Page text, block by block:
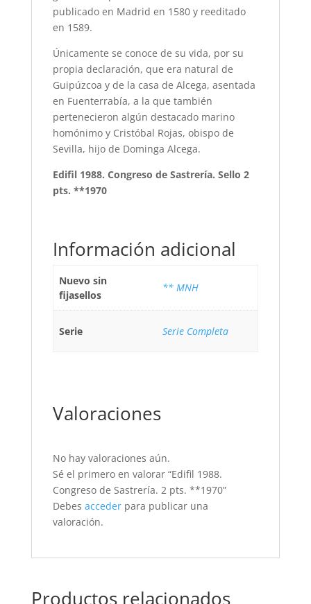
publicado en Madrid en 1580 y reeditado
en 1589.
Únicamente se conoce de su vida, por su
propia declaración, que era natural de
Guipúzcoa y de la casa de Alcega, asentada
en Fuenterrabía, a la que también
pertenecieron algún destacado marino
homónimo y Cristóbal Rojas, obispo de
Sevilla, hijo de Dominga Alcega.
Edifil 1988. Congreso de Sastrería. Sello 2
pts. **1970
Información adicional
Nuevo sin
fijasellos
** MNH
Serie Serie Completa
Valoraciones
No hay valoraciones aún.
Sé el primero en valorar “Edifil 1988.
Congreso de Sastrería. 2 pts. **1970”
Debes accederpara publicar una
valoración.
Productos relacionados